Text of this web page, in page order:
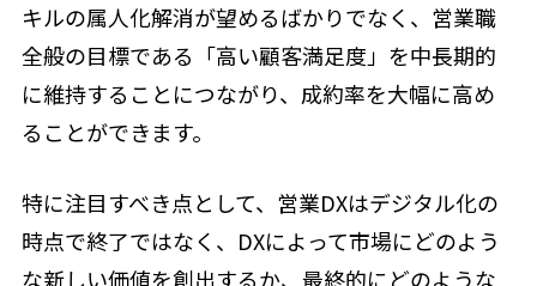
キルの属人化解消が望めるばかりでなく、営業職
全般の目標である「高い顧客満足度」を中長期的
に維持することにつながり、成約率を大幅に高め
ることができます。
特に注目すべき点として、営業DXはデジタル化の
時点で終了ではなく、DXによって市場にどのよう
な新しい価値を創出するか、最終的にどのような